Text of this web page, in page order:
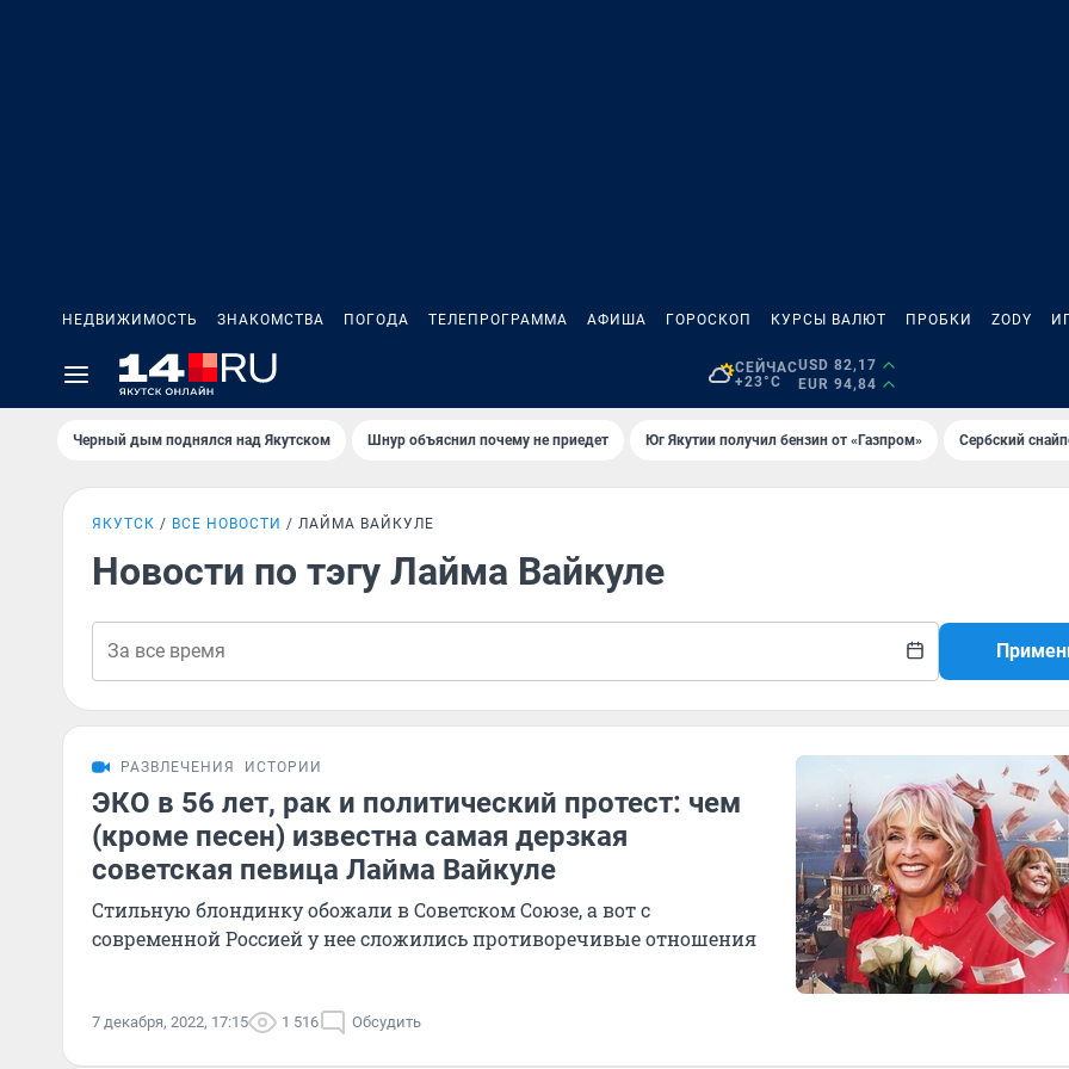
НЕДВИЖИМОСТЬ ЗНАКОМСТВА ПОГОДА ТЕЛЕПРОГРАММА АФИША ГОРОСКОП КУРСЫ ВАЛЮТ ПРОБКИ ZODY
СЕЙЧАС
+23°C
USD 82,17
EUR 94,84
Черный дым поднялся над Якутском Шнур объяснил почему не приедет Юг Якутии получил бензин от «Газпром» Сербский
ЯКУТСК ВСЕ НОВОСТИ ЛАЙМА ВАЙКУЛЕ
Новости по тэгу Лайма Вайкуле
РАЗВЛЕЧЕНИЯ ИСТОРИИ
ЭКО в 56 лет, рак и политический протест: чем
(кроме песен) известна самая дерзкая
советская певица Лайма Вайкуле
Стильную блондинку обожали в Советском Союзе, а вот с
современной Россией у нее сложились противоречивые отношения
7 декабря, 2022, 17:15 1 516 Обсудить